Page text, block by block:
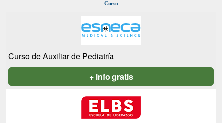
Curso
Curso de Auxiliar de Pediatría
+ info gratis